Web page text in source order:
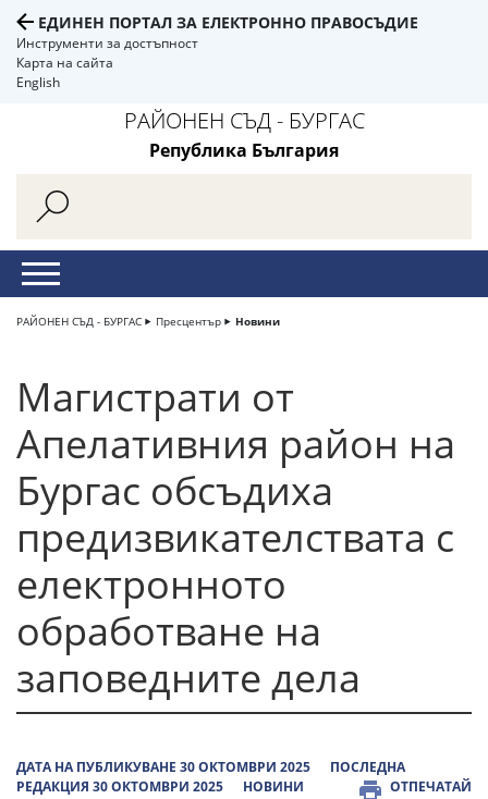
ЕДИНЕН ПОРТАЛ ЗА ЕЛЕКТРОННО ПРАВОСЪДИЕ
Инструменти за достъпност
Карта на сайта
English
РАЙОНЕН СЪД - БУРГАС
Република България
РАЙОНЕН СЪД - БУРГАС Пресцентър Новини
Магистрати от
Апелативния район на
Бургас обсъдиха
предизвикателствата с
електронното
обработване на
заповедните дела
ДАТА НА ПУБЛИКУВАНЕ 30 ОКТОМВРИ 2025
ПОСЛЕДНА
РЕДАКЦИЯ 30 ОКТОМВРИ 2025
НОВИНИ ОТПЕЧАТАЙ